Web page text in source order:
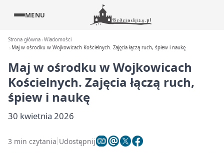
MENU
Strona główna Wiadomości
Maj w ośrodku w Wojkowicach Kościelnych. Zajęcia łączą ruch, śpiew i naukę
Maj w ośrodku w Wojkowicach
Kościelnych. Zajęcia łączą ruch,
śpiew i naukę
30 kwietnia 2026
3 min czytania Udostępnij